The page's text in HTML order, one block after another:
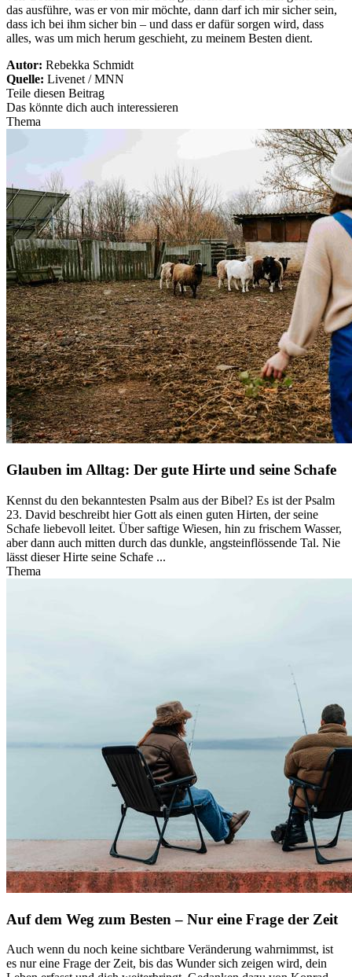
das ausführe, was er von mir möchte, dann darf ich mir sicher sein,
dass ich bei ihm sicher bin – und dass er dafür sorgen wird, dass
alles, was um mich herum geschieht, zu meinem Besten dient.
Autor: Rebekka Schmidt
Quelle: Livenet / MNN
Teile diesen Beitrag
Das könnte dich auch interessieren
Thema
Glauben im Alltag: Der gute Hirte und seine Schafe
Kennst du den bekanntesten Psalm aus der Bibel? Es ist der Psalm
23. David beschreibt hier Gott als einen guten Hirten, der seine
Schafe liebevoll leitet. Über saftige Wiesen, hin zu frischem Wasser,
aber dann auch mitten durch das dunkle, angsteinflössende Tal. Nie
lässt dieser Hirte seine Schafe ...
Thema
Auf dem Weg zum Besten – Nur eine Frage der Zeit
Auch wenn du noch keine sichtbare Veränderung wahrnimmst, ist
es nur eine Frage der Zeit, bis das Wunder sich zeigen wird, dein